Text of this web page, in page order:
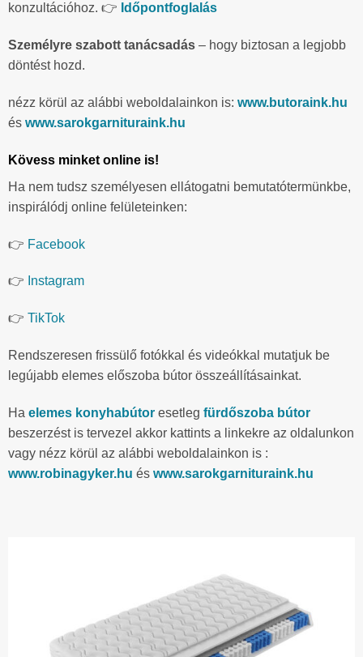
konzultációhoz. 👉 Időpontfoglalás
Személyre szabott tanácsadás – hogy biztosan a legjobb
döntést hozd.
nézz körül az alábbi weboldalainkon is: www.butoraink.hu
és www.sarokgarnituraink.hu
Kövess minket online is!
Ha nem tudsz személyesen ellátogatni bemutatótermünkbe,
inspirálódj online felületeinken:
👉 Facebook
👉 Instagram
👉 TikTok
Rendszeresen frissülő fotókkal és videókkal mutatjuk be
legújabb elemes előszoba bútor összeállításainkat.
Ha elemes konyhabútor esetleg fürdőszoba bútor
beszerzést is tervezel akkor kattints a linkekre az oldalunkon
vagy nézz körül az alábbi weboldalainkon is :
www.robinagyker.hu és www.sarokgarnituraink.hu